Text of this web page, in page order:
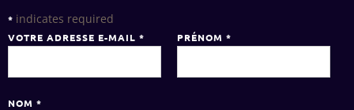
* indicates required
VOTRE ADRESSE E-MAIL * PRÉNOM *
NOM *